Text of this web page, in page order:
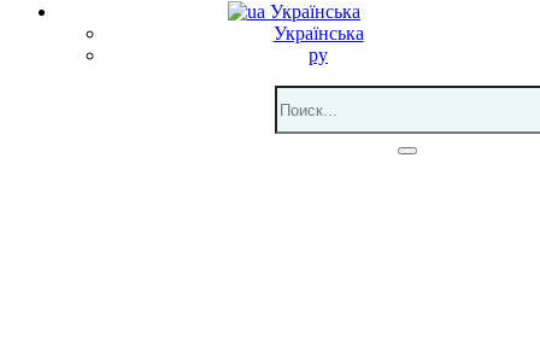
Українська
Українська
ру